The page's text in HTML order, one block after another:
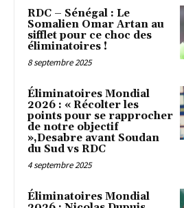
RDC – Sénégal : Le
Somalien Omar Artan au
sifflet pour ce choc des
éliminatoires !
8 septembre 2025
Éliminatoires Mondial
2026 : « Récolter les
points pour se rapprocher
de notre objectif
»,Desabre avant Soudan
du Sud vs RDC
4 septembre 2025
Éliminatoires Mondial